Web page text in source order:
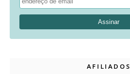
AFILIADOS